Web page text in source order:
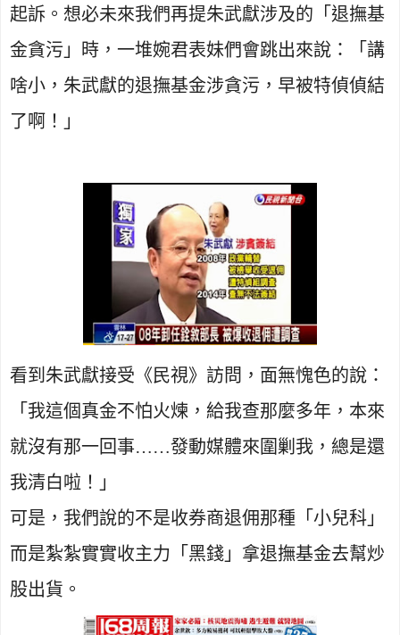
起訴。想必未來我們再提朱武獻涉及的「退撫基
金貪污」時，一堆婉君表妹們會跳出來說：「講
啥小，朱武獻的退撫基金涉貪污，早被特偵偵結
了啊！」
看到朱武獻接受《民視》訪問，面無愧色的說：
「我這個真金不怕火煉，給我查那麼多年，本來
就沒有那一回事……發動媒體來圍剿我，總是還
我清白啦！」
可是，我們說的不是收券商退佣那種「小兒科」
而是紮紮實實收主力「黑錢」拿退撫基金去幫炒
股出貨。